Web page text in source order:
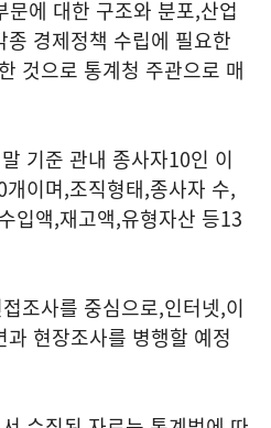
문에 대한 구조와 분포,산업
경제정책 수립에 필요한
것으로 통계청 주관으로 매
기준 관내 종사자10인 이
개이며,조직형태,종사자 수,
수입액,재고액,유형자산 등13
조사를 중심으로,인터넷,이
과 현장조사를 병행할 예정